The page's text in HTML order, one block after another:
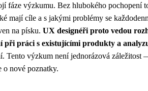
fáze výzkumu. Bez hlubokého pochopení
mají cíle a s jakými problémy se
na písku. UX designéři proto vedou
při práci s existujícími produkty a
Tento výzkum není jednorázová záležitost
o nové poznatky.